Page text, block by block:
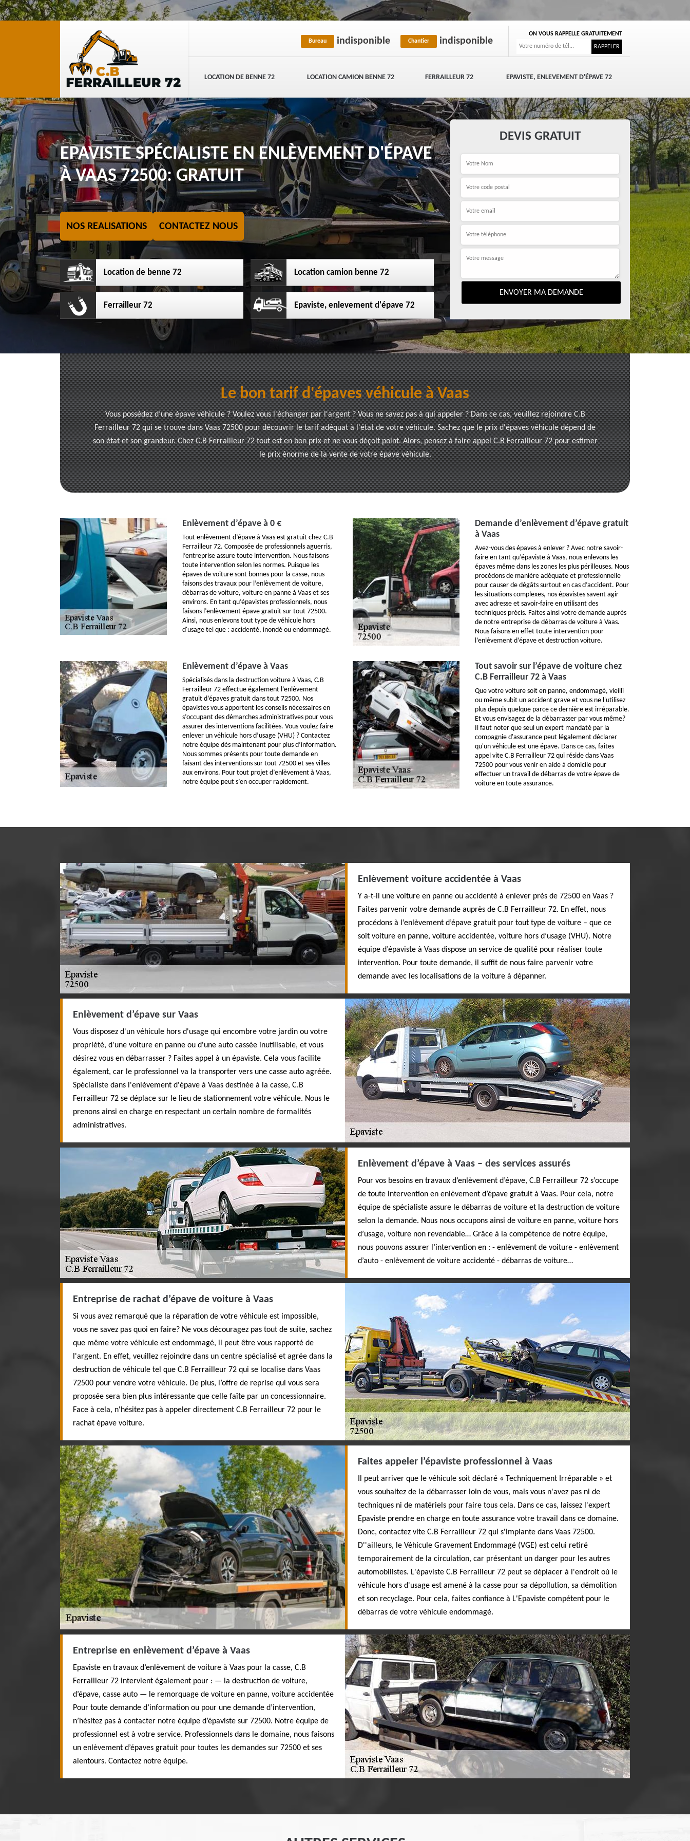
LOCATION DE BENNE 72 LOCATION CAMION BENNE 72 FERRAILLEUR 72 EPAVISTE, ENLEVEMENT D'ÉPAVE 72
Bureau indisponible Chantier indisponible
ON VOUS RAPPELLE GRATUITEMENT
EPAVISTE SPÉCIALISTE EN ENLÈVEMENT D'ÉPAVE
À VAAS 72500: GRATUIT
NOS REALISATIONS CONTACTEZ NOUS
Location de benne 72 Location camion benne 72
Ferrailleur 72 Epaviste, enlevement d'épave 72
DEVIS GRATUIT
Le bon tarif d'épaves véhicule à Vaas
Vous possédez d’une épave véhicule ? Voulez vous l'échanger par l'argent ? Vous ne savez pas à qui appeler ? Dans ce cas, veuillez rejoindre C.B
Ferrailleur 72 qui se trouve dans Vaas 72500 pour découvrir le tarif adéquat à l'état de votre véhicule. Sachez que le prix d'épaves véhicule dépend de
son état et son grandeur. Chez C.B Ferrailleur 72 tout est en bon prix et ne vous déçoit point. Alors, pensez à faire appel C.B Ferrailleur 72 pour estimer
le prix énorme de la vente de votre épave véhicule.
Enlèvement d’épave à 0 €
Tout enlèvement d’épave à Vaas est gratuit chez C.B
Ferrailleur 72. Composée de professionnels aguerris,
l’entreprise assure toute intervention. Nous faisons
toute intervention selon les normes. Puisque les
épaves de voiture sont bonnes pour la casse, nous
faisons des travaux pour l’enlèvement de voiture,
débarras de voiture, voiture en panne à Vaas et ses
environs. En tant qu’épavistes professionnels, nous
faisons l’enlèvement épave gratuit sur tout 72500.
Ainsi, nous enlevons tout type de véhicule hors
d'usage tel que : accidenté, inondé ou endommagé.
Demande d’enlèvement d’épave gratuit
à Vaas
Avez-vous des épaves à enlever ? Avec notre savoir-
faire en tant qu’épaviste à Vaas, nous enlevons les
épaves même dans les zones les plus périlleuses. Nous
procédons de manière adéquate et professionnelle
pour causer de dégâts surtout en cas d’accident. Pour
les situations complexes, nos épavistes savent agir
avec adresse et savoir-faire en utilisant des
techniques précis. Faites ainsi votre demande auprès
de notre entreprise de débarras de voiture à Vaas.
Nous faisons en effet toute intervention pour
l’enlèvement d’épave et destruction voiture.
Enlèvement d’épave à Vaas
Spécialisés dans la destruction voiture à Vaas, C.B
Ferrailleur 72 effectue également l’enlèvement
gratuit d’épaves gratuit dans tout 72500. Nos
épavistes vous apportent les conseils nécessaires en
s’occupant des démarches administratives pour vous
assurer des interventions facilitées. Vous voulez faire
enlever un véhicule hors d’usage (VHU) ? Contactez
notre équipe dès maintenant pour plus d’information.
Nous sommes présents pour toute demande en
faisant des interventions sur tout 72500 et ses villes
aux environs. Pour tout projet d’enlèvement à Vaas,
notre équipe peut s’en occuper rapidement.
Tout savoir sur l’épave de voiture chez
C.B Ferrailleur 72 à Vaas
Que votre voiture soit en panne, endommagé, vieilli
ou même subit un accident grave et vous ne l'utilisez
plus depuis quelque parce ce dernière est irréparable.
Et vous envisagez de la débarrasser par vous même?
Il faut noter que seul un expert mandaté par la
compagnie d'assurance peut légalement déclarer
qu'un véhicule est une épave. Dans ce cas, faites
appel vite C.B Ferrailleur 72 qui réside dans Vaas
72500 pour vous venir en aide à domicile pour
effectuer un travail de débarras de votre épave de
voiture en toute assurance.
Enlèvement voiture accidentée à Vaas
Y a-t-il une voiture en panne ou accidenté à enlever près de 72500 en Vaas ?
Faites parvenir votre demande auprès de C.B Ferrailleur 72. En effet, nous
procédons à l’enlèvement d’épave gratuit pour tout type de voiture – que ce
soit voiture en panne, voiture accidentée, voiture hors d’usage (VHU). Notre
équipe d’épaviste à Vaas dispose un service de qualité pour réaliser toute
intervention. Pour toute demande, il suffit de nous faire parvenir votre
demande avec les localisations de la voiture à dépanner.
Enlèvement d’épave sur Vaas
Vous disposez d'un véhicule hors d'usage qui encombre votre jardin ou votre
propriété, d'une voiture en panne ou d'une auto cassée inutilisable, et vous
désirez vous en débarrasser ? Faites appel à un épaviste. Cela vous facilite
également, car le professionnel va la transporter vers une casse auto agréée.
Spécialiste dans l'enlèvement d'épave à Vaas destinée à la casse, C.B
Ferrailleur 72 se déplace sur le lieu de stationnement votre véhicule. Nous le
prenons ainsi en charge en respectant un certain nombre de formalités
administratives.
Enlèvement d’épave à Vaas – des services assurés
Pour vos besoins en travaux d’enlèvement d’épave, C.B Ferrailleur 72 s’occupe
de toute intervention en enlèvement d’épave gratuit à Vaas. Pour cela, notre
équipe de spécialiste assure le débarras de voiture et la destruction de voiture
selon la demande. Nous nous occupons ainsi de voiture en panne, voiture hors
d’usage, voiture non revendable… Grâce à la compétence de notre équipe,
nous pouvons assurer l’intervention en : - enlèvement de voiture - enlèvement
d’auto - enlèvement de voiture accidenté - débarras de voiture…
Entreprise de rachat d’épave de voiture à Vaas
Si vous avez remarqué que la réparation de votre véhicule est impossible,
vous ne savez pas quoi en faire? Ne vous découragez pas tout de suite, sachez
que même votre véhicule est endommagé, il peut être vous rapporté de
l'argent. En effet, veuillez rejoindre dans un centre spécialisé et agrée dans la
destruction de véhicule tel que C.B Ferrailleur 72 qui se localise dans Vaas
72500 pour vendre votre véhicule. De plus, l’offre de reprise qui vous sera
proposée sera bien plus intéressante que celle faîte par un concessionnaire.
Face à cela, n'hésitez pas à appeler directement C.B Ferrailleur 72 pour le
rachat épave voiture.
Faites appeler l’épaviste professionnel à Vaas
Il peut arriver que le véhicule soit déclaré « Techniquement Irréparable » et
vous souhaitez de la débarrasser loin de vous, mais vous n'avez pas ni de
techniques ni de matériels pour faire tous cela. Dans ce cas, laissez l'expert
Epaviste prendre en charge en toute assurance votre travail dans ce domaine.
Donc, contactez vite C.B Ferrailleur 72 qui s'implante dans Vaas 72500.
D''ailleurs, le Véhicule Gravement Endommagé (VGE) est celui retiré
temporairement de la circulation, car présentant un danger pour les autres
automobilistes. L'épaviste C.B Ferrailleur 72 peut se déplacer à l'endroit où le
véhicule hors d'usage est amené à la casse pour sa dépollution, sa démolition
et son recyclage. Pour cela, faites confiance à L'Epaviste compétent pour le
débarras de votre véhicule endommagé.
Entreprise en enlèvement d’épave à Vaas
Epaviste en travaux d’enlèvement de voiture à Vaas pour la casse, C.B
Ferrailleur 72 intervient également pour : — la destruction de voiture,
d’épave, casse auto — le remorquage de voiture en panne, voiture accidentée
Pour toute demande d’information ou pour une demande d’intervention,
n’hésitez pas à contacter notre équipe d’épaviste sur 72500. Notre équipe de
professionnel est à votre service. Professionnels dans le domaine, nous faisons
un enlèvement d’épaves gratuit pour toutes les demandes sur 72500 et ses
alentours. Contactez notre équipe.